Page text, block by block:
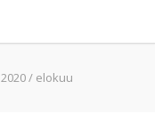
2020/ elokuu